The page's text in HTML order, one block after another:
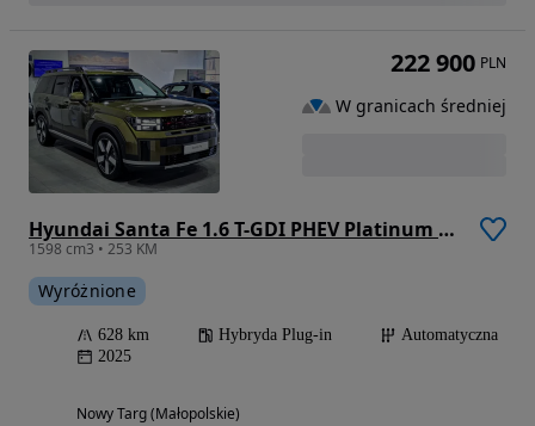
Hyundai Santa Fe 1.6 T-GDI PHEV Platinum 4WD 7os
1598 cm3 • 253 KM
Wyróżnione
628 km Hybryda Plug-in
Automatyczna
2025
Nowy Targ (Małopolskie)
222 900 PLN
W granicach średniej